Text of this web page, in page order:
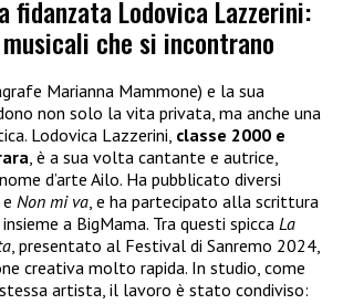
fidanzata Lodovica Lazzerini:
che si incontrano
Marianna Mammone) e la sua
non solo la vita privata, ma anche una
Lodovica Lazzerini, classe 2000 e
, è a sua volta cantante e autrice,
d’arte Ailo. Ha pubblicato diversi
e Non mi va , e ha partecipato alla scrittura
a BigMama. Tra questi spicca La
, presentato al Festival di Sanremo 2024,
creativa molto rapida. In studio, come
artista, il lavoro è stato condiviso: